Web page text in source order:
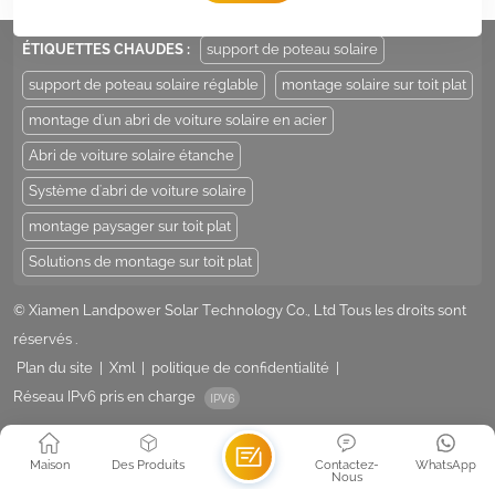
Add : Unit 206-9, No 15, Duiying Road, Jimei District, Xiamen, China
ÉTIQUETTES CHAUDES : support de poteau solaire
support de poteau solaire réglable montage solaire sur toit plat
montage d'un abri de voiture solaire en acier
Abri de voiture solaire étanche
Système d'abri de voiture solaire
montage paysager sur toit plat
Solutions de montage sur toit plat
© Xiamen Landpower Solar Technology Co., Ltd Tous les droits sont
réservés .
Plan du site
Xml politique de confidentialité
Réseau IPv6 pris en charge
Maison Des Produits WhatsApp
Contactez-
Nous